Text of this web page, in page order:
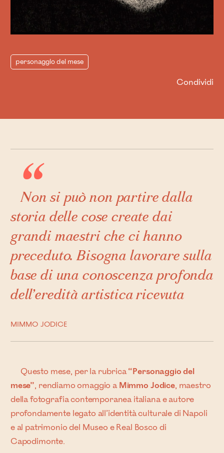
personaggio del mese
Condividi
Non si può non partire dalla
storia delle cose create dai
grandi maestri che ci hanno
preceduto. Bisogna lavorare sulla
base di una conoscenza profonda
dell’eredità artistica ricevuta
MIMMO JODICE
Questo mese, per la rubrica“Personaggio del
mese”, rendiamo omaggio a Mimmo Jodice, maestro
della fotografia contemporanea italiana e autore
profondamente legato all’identità culturale di Napoli
e al patrimonio del Museo e Real Bosco di
Capodimonte.